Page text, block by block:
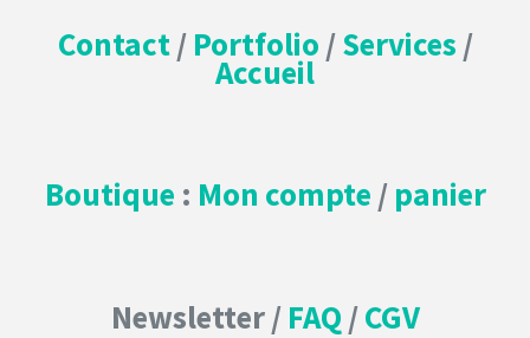
Contact/ Portfolio /Services /
Accueil
Boutique : Mon compte / panier
Newsletter / FAQ /CGV